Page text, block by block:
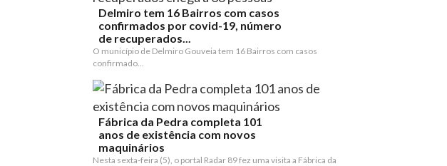
Delmiro tem 16 Bairros com casos
confirmados por covid-19, número
de recuperados...
O município de Delmiro Gouveia tem 16 Bairros com casos
confirmado...
Fábrica da Pedra completa 101
anos de existência com novos
maquinários
Nesta sexta-feira (5), o portal Radar 89 fez uma visita a Fábrica da